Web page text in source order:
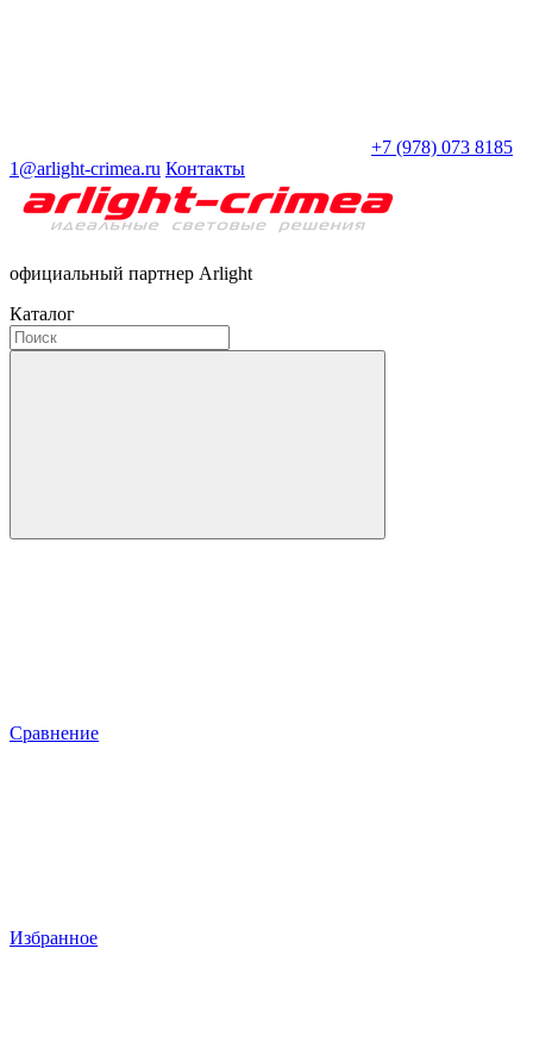
+7 (978) 073 8185
1@arlight-crimea.ru Контакты
официальный партнер Arlight
Каталог
Сравнение
Избранное